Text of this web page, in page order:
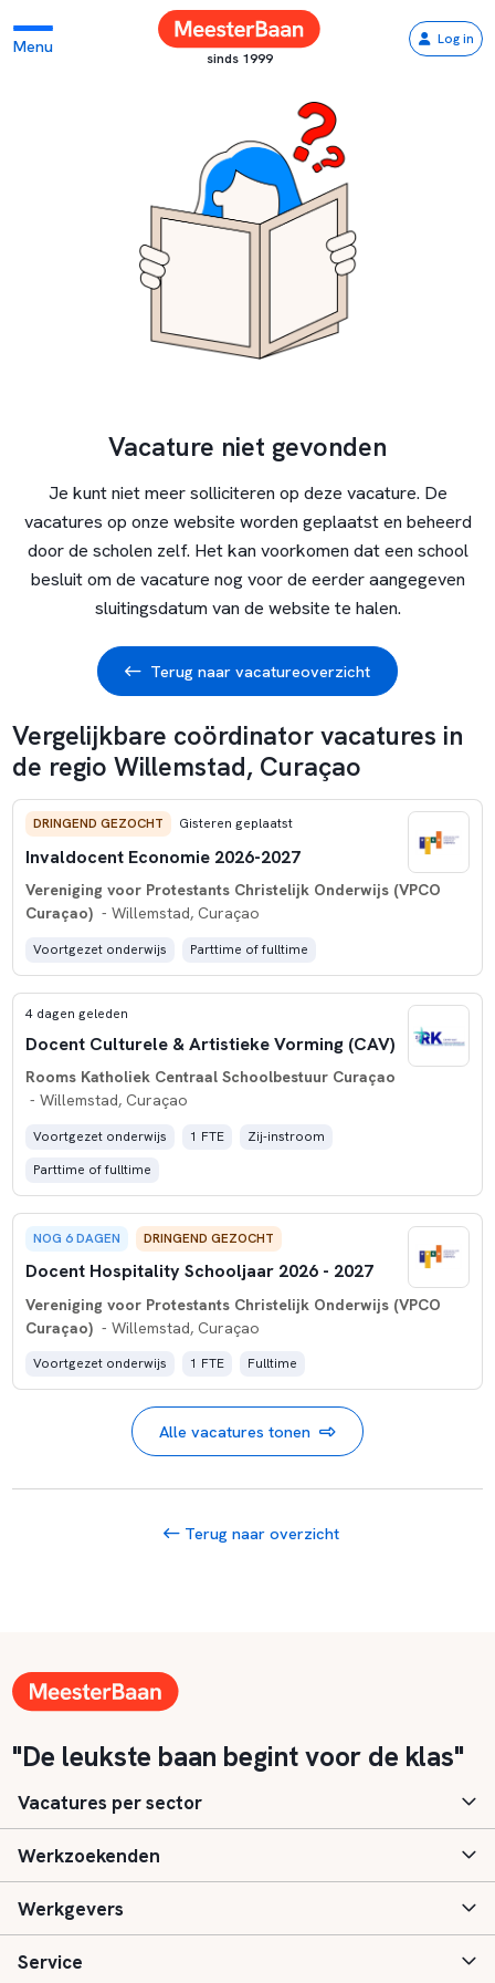
Menu
sinds 1999
Log in
Vacature niet gevonden
Je kunt niet meer solliciteren op deze vacature. De
vacatures op onze website worden geplaatst en beheerd
door de scholen zelf. Het kan voorkomen dat een school
besluit om de vacature nog voor de eerder aangegeven
sluitingsdatum van de website te halen.
Terug naar vacatureoverzicht
Vergelijkbare coördinator vacatures in
de regio Willemstad, Curaçao
DRINGEND GEZOCHT Gisteren geplaatst
Invaldocent Economie 2026-2027
Vereniging voor Protestants Christelijk Onderwijs (VPCO
Curaçao) - Willemstad, Curaçao
Voortgezet onderwijs Parttime of fulltime
4 dagen geleden
Docent Culturele & Artistieke Vorming (CAV)
Rooms Katholiek Centraal Schoolbestuur Curaçao
- Willemstad, Curaçao
Voortgezet onderwijs 1 FTE
Zij-instroom
Parttime of fulltime
NOG 6 DAGEN DRINGEND GEZOCHT
Docent Hospitality Schooljaar 2026 - 2027
Vereniging voor Protestants Christelijk Onderwijs (VPCO
Curaçao) - Willemstad, Curaçao
Voortgezet onderwijs 1 FTE Fulltime
Alle vacatures tonen
Terug naar overzicht
"De leukste baan begint voor de klas"
Vacatures per sector
Basisonderwijs
Speciaal (basis) onderwijs
Voortgezet onderwijs
Werkzoekenden
Aanmelden
Vacatures
Werkgevers
Inloggen
Service